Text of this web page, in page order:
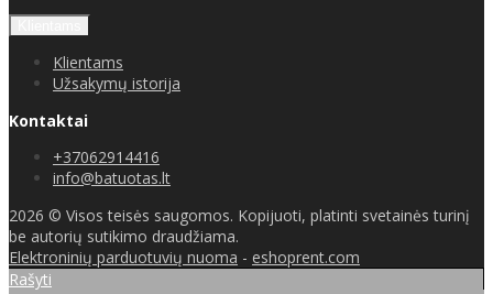
Klientams
Užsakymų istorija
Kontaktai
+37062914416
info@batuotas.lt
2026 © Visos teisės saugomos. Kopijuoti, platinti svetainės turinį
be autorių sutikimo draudžiama.
Elektroninių parduotuvių nuoma - eshoprent.com
Rašyti